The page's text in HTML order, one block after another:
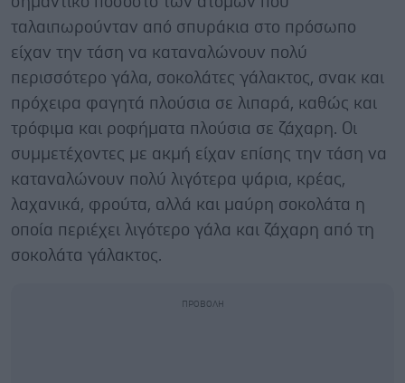
ταλαιπωρούνταν από σπυράκια στο πρόσωπο
είχαν την τάση να καταναλώνουν πολύ
περισσότερο γάλα, σοκολάτες γάλακτος, σνακ και
πρόχειρα φαγητά πλούσια σε λιπαρά, καθώς και
τρόφιμα και ροφήματα πλούσια σε ζάχαρη. Οι
συμμετέχοντες με ακμή είχαν επίσης την τάση να
καταναλώνουν πολύ λιγότερα ψάρια, κρέας,
λαχανικά, φρούτα, αλλά και μαύρη σοκολάτα η
οποία περιέχει λιγότερο γάλα και ζάχαρη από τη
σοκολάτα γάλακτος.